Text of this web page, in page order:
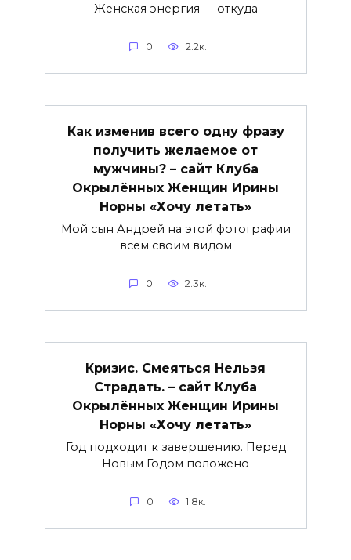
Женская энергия — откуда
0 2.2к.
Как изменив всего одну фразу
получить желаемое от
мужчины? – сайт Клуба
Окрылённых Женщин Ирины
Норны «Хочу летать»
Мой сын Андрей на этой фотографии
всем своим видом
0 2.3к.
Кризис. Смеяться Нельзя
Страдать. – сайт Клуба
Окрылённых Женщин Ирины
Норны «Хочу летать»
Год подходит к завершению. Перед
Новым Годом положено
0 1.8к.